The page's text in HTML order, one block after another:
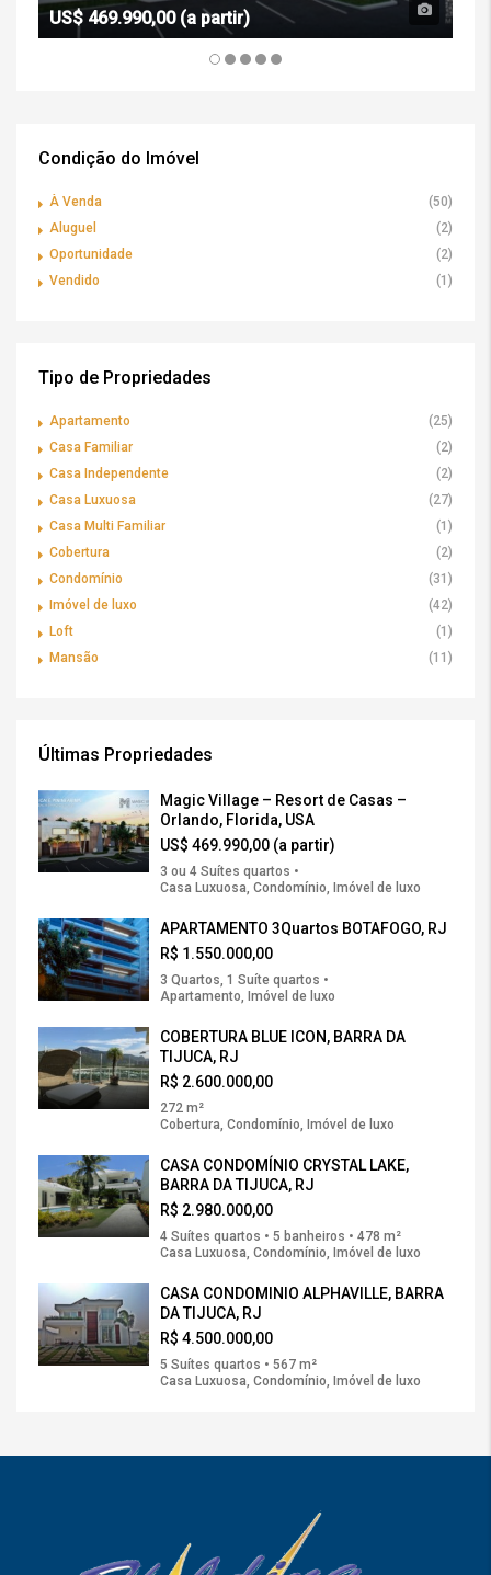
US$ 469.990,00 (a partir)
Condição do Imóvel
À Venda
(50)
Aluguel
(2)
Oportunidade
(2)
Vendido
(1)
Tipo de Propriedades
Apartamento
(25)
Casa Familiar
(2)
Casa Independente
(2)
Casa Luxuosa
(27)
Casa Multi Familiar
(1)
Cobertura
(2)
Condomínio
(31)
Imóvel de luxo
(42)
Loft
(1)
Mansão
(11)
Últimas Propriedades
Magic Village – Resort de Casas –
Orlando, Florida, USA
US$ 469.990,00 (a partir)
3 ou 4 Suítes quartos •
Casa Luxuosa, Condomínio, Imóvel de luxo
APARTAMENTO 3Quartos BOTAFOGO, RJ
R$ 1.550.000,00
3 Quartos, 1 Suíte quartos •
Apartamento, Imóvel de luxo
COBERTURA BLUE ICON, BARRA DA
TIJUCA, RJ
R$ 2.600.000,00
272 m²
Cobertura, Condomínio, Imóvel de luxo
CASA CONDOMÍNIO CRYSTAL LAKE,
BARRA DA TIJUCA, RJ
R$ 2.980.000,00
4 Suítes quartos • 5 banheiros • 478 m²
Casa Luxuosa, Condomínio, Imóvel de luxo
CASA CONDOMINIO ALPHAVILLE, BARRA
DA TIJUCA, RJ
R$ 4.500.000,00
5 Suítes quartos • 567 m²
Casa Luxuosa, Condomínio, Imóvel de luxo